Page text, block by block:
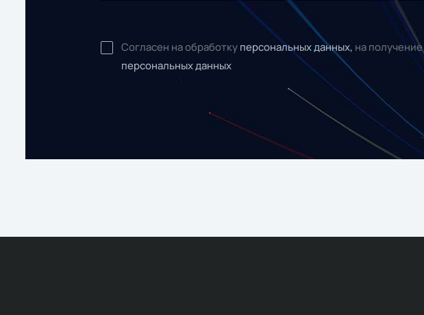
Согласен на обработку персональных данных, на получение
персональных данных